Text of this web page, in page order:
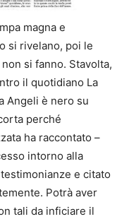
magna e
si rivelano, poi le
si fanno. Stavolta,
il quotidiano La
Angeli è nero su
perché
ha raccontato –
intorno alla
e citato
Potrà aver
tali da inficiare il